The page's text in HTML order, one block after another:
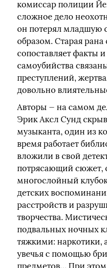
комиссар полиции
сложное дело
он потерял младшую
образом. Старая рана
сопоставляет факты
самоубийства
преступлений,
довольно
Авторы — на самом
Эрик Аксл Сунд
музыканта, один из
время работает
вложили в свой
потрясающий сюжет,
многослойный
детских
расстройств и
творчества.
подвальных ночных
тяжкими: наркотики,
увечья с помощью